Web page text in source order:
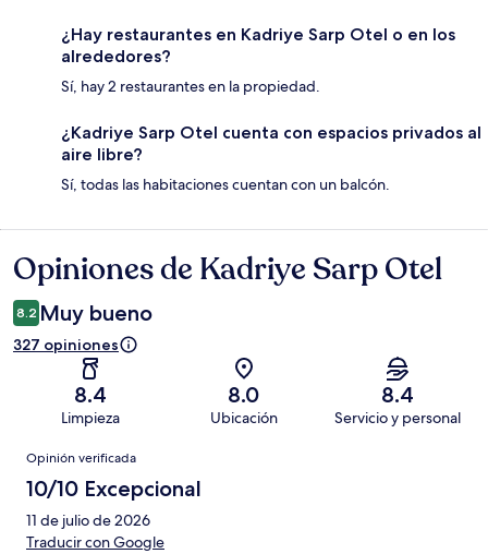
¿Hay restaurantes en Kadriye Sarp Otel o en los
alrededores?
Sí, hay 2 restaurantes en la propiedad.
¿Kadriye Sarp Otel cuenta con espacios privados al
aire libre?
Sí, todas las habitaciones cuentan con un balcón.
Opiniones
Opiniones de Kadriye Sarp Otel
8.2 Muy bueno
327 opiniones
8.4
Limpieza
8.0
Ubicación
8.4
Servicio y personal
Opiniones
Opinión verificada
10/10 Excepcional
11 de julio de 2026
Traducir con Google